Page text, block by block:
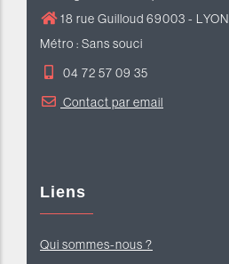
18 rue Guilloud 69003 - LYON
Métro : Sans souci
04 72 57 09 35
Contact par email
Liens
Qui sommes-nous ?